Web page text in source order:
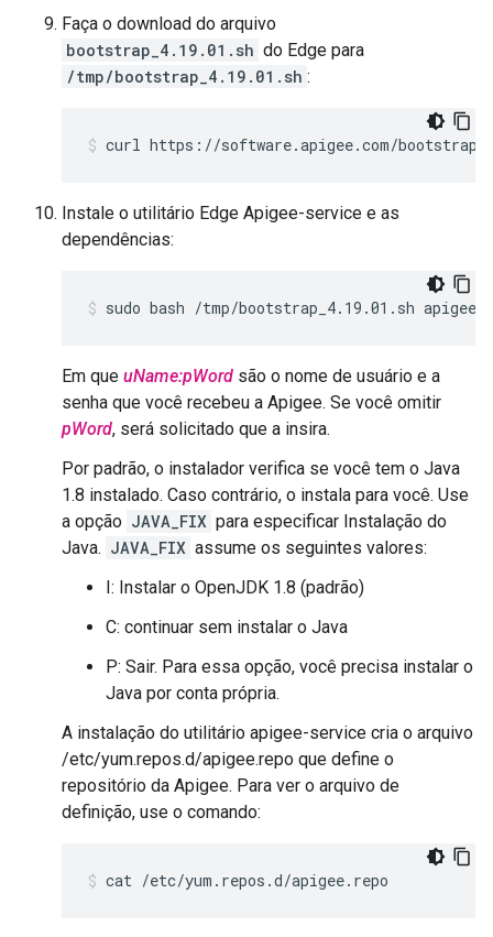
Faça o download do arquivo
bootstrap_4.19.01.sh do Edge para
/tmp/bootstrap_4.19.01.sh :
curl https://software.apigee.com/
Instale o utilitário Edge Apigee-service e as
dependências:
sudo bash /tmp/bootstrap_4.19.01.sh
Em que uName:pWord são o nome de usuário e a
senha que você recebeu a Apigee. Se você omitir
pWord, será solicitado que a insira.
Por padrão, o instalador verifica se você tem o Java
1.8 instalado. Caso contrário, o instala para você. Use
a opção JAVA_FIX para especificar Instalação do
Java. JAVA_FIX assume os seguintes valores:
I: Instalar o OpenJDK 1.8 (padrão)
C: continuar sem instalar o Java
P: Sair. Para essa opção, você precisa instalar o
Java por conta própria.
A instalação do utilitário apigee-service cria o arquivo
/etc/yum.repos.d/apigee.repo que define o
repositório da Apigee. Para ver o arquivo de
definição, use o comando:
cat /etc/yum.repos.d/apigee.repo